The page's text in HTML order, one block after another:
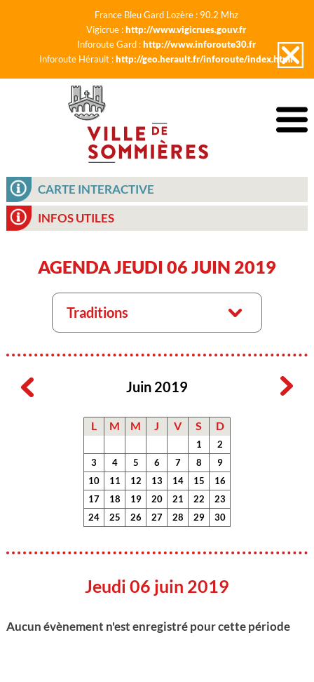
France Bleu Gard Lozère : 90.2 Mhz
Vigicrue :http://www.vigicrues.gouv.fr
Inforoute Gard :http://www.inforoute30.fr
Inforoute Hérault :http://geo.herault.fr/inforoute/index.html
CARTE INTERACTIVE
INFOS UTILES
AGENDA JEUDI 06 JUIN 2019
Traditions
Juin 2019
L M M J V S D
1
2
3
4 5 6 7 8
9
10
11 12 13 14 15
16
17
18 19 20 21 22
23
24
25 26 27 28 29 30
Jeudi 06 juin 2019
Aucun évènement n'est enregistré pour cette période